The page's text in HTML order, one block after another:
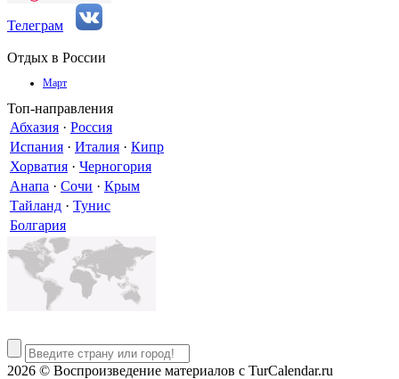
Телеграм
Отдых в России
Март
Топ-направления
Абхазия · Россия
Испания · Италия · Кипр
Хорватия · Черногория
Анапа · Сочи · Крым
Тайланд · Тунис
Болгария
2026 © Воспроизведение материалов c TurCalendar.ru